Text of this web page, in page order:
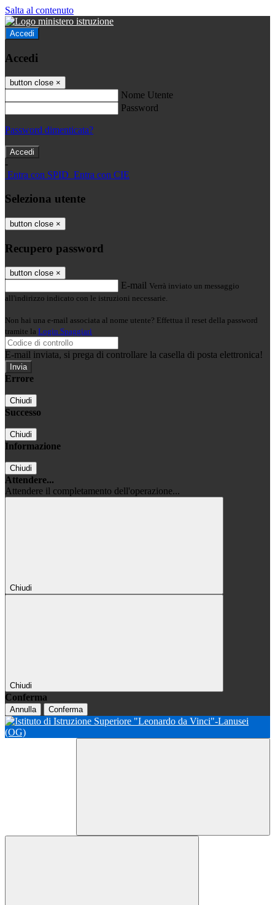
Salta al contenuto
Accedi
Accedi
button close ×
Nome Utente
Password
Password dimenticata?
-
Entra con SPID Entra con CIE
Seleziona utente
button close ×
Recupero password
button close ×
E-mail Verrà inviato un messaggio
all'indirizzo indicato con le istruzioni necessarie.
Non hai una e-mail associata al nome utente? Effettua il reset della password
tramite la Login Spaggiari
E-mail inviata, si prega di controllare la casella di posta elettronica!
Errore
Chiudi
Successo
Chiudi
Informazione
Chiudi
Attendere...
Attendere il completamento dell'operazione...
Chiudi
Chiudi
Conferma
Annulla Conferma